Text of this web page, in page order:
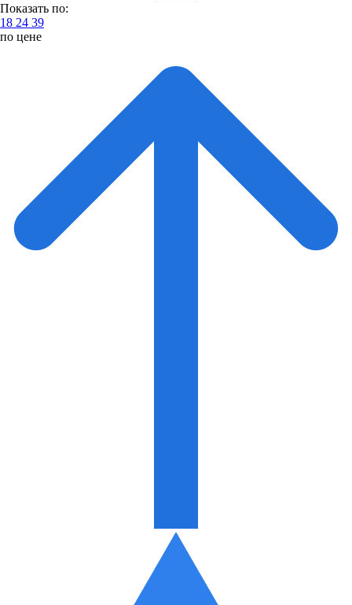
Показать по:
18 24 39
по цене